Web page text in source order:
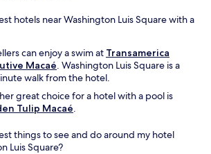
hotels near Washington Luis Square with a
can enjoy a swim at Transamerica
Macaé. Washington Luis Square is a
walk from the hotel.
great choice for a hotel with a pool is
Tulip Macaé.
things to see and do around my hotel
Luis Square?